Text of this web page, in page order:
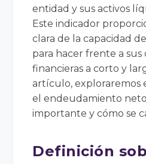
entidad y sus activos
Este indicador
clara de la capacidad
para hacer frente a sus
financieras a corto y
artículo, exploraremos
el endeudamiento
importante y cómo se
Definición